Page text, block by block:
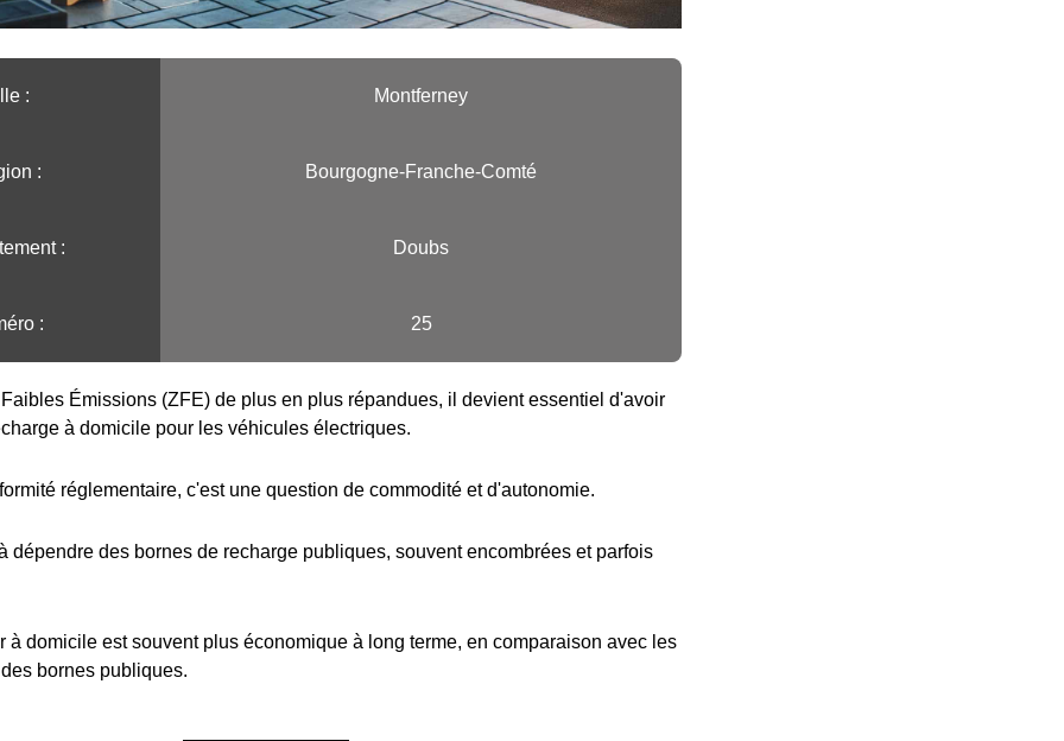
:️ Montferney
:️ Bourgogne-Franche-Comté
: Doubs
: 25
Émissions (ZFE) de plus en plus répandues, il devient essentiel d'avoir
à domicile pour les véhicules électriques.
réglementaire, c'est une question de commodité et d'autonomie.
dépendre des bornes de recharge publiques, souvent encombrées et parfois
à domicile est souvent plus économique à long terme, en comparaison avec les
bornes publiques.